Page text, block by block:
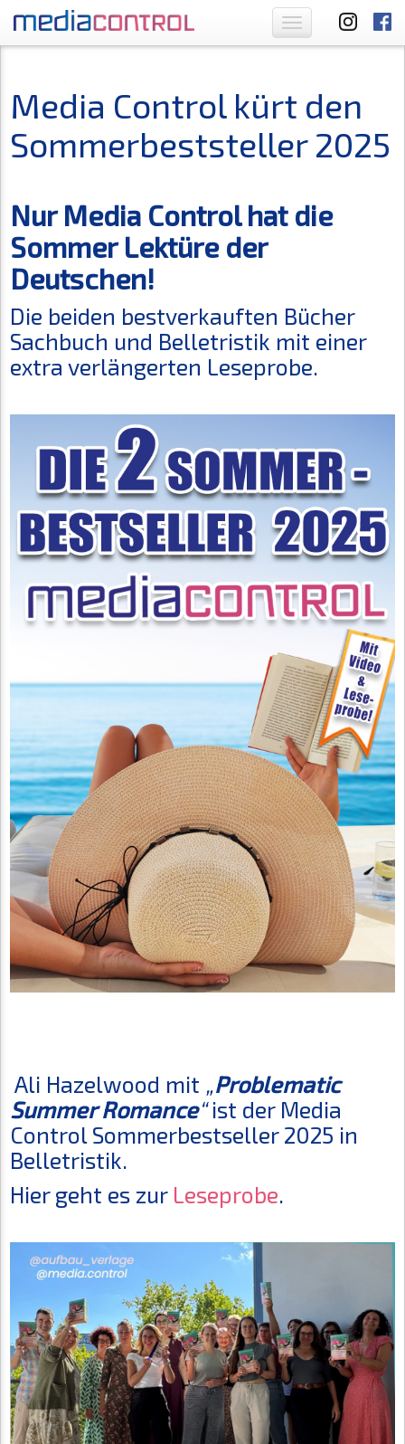
Toggle
navigation
Media Control kürt den
Sommerbeststeller 2025
Nur Media Control hat die
Sommer Lektüre der
Deutschen!
Die beiden bestverkauften Bücher
Sachbuch und Belletristik mit einer
extra verlängerten Leseprobe.
Ali Hazelwood mit „Problematic
Summer Romance“ist der Media
Control Sommerbestseller 2025 in
Belletristik.
Hier geht es zur Leseprobe.